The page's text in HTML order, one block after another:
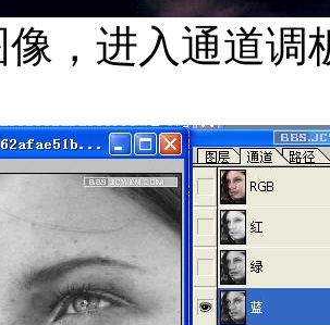
像，进入通道调